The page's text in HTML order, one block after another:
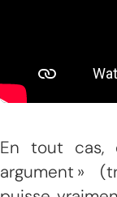
En tout cas,
argument »